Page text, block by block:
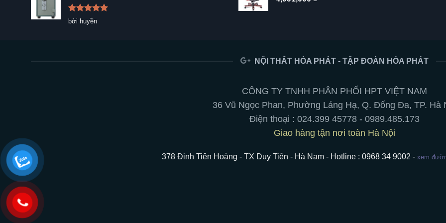
Được xếp
hạng5
bởi huyền
NỘI THẤT HÒA PHÁT - TẬP ĐOÀN HÒA PHÁT
CÔNG TY TNHH PHÂN PHỐI HPT VIỆT NAM
36 Vũ Ngọc Phan, Phường Láng Hạ, Q. Đống Đa, TP. Hà
Điện thoại : 024.399 45778 - 0989.485.173
Giao hàng tận nơi toàn Hà Nội
378 Đinh Tiên Hoàng - TX Duy Tiên - Hà Nam - Hotline : 0968 34 9002 - xem